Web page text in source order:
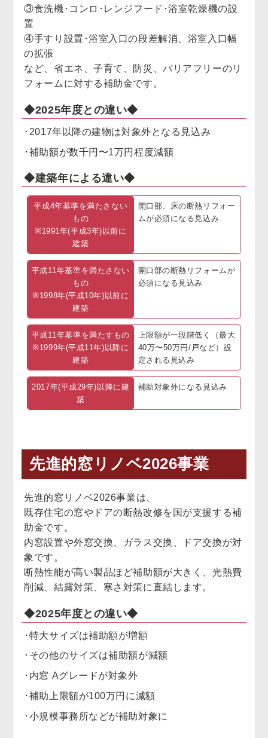
③食洗機･コンロ･レンジフード･浴室乾燥機の設
置
④手すり設置･浴室入口の段差解消、浴室入口幅
の拡張
など、省エネ、子育て、防災、バリアフリーのリ
フォームに対する補助金です。
◆2025年度との違い◆
･2017年以降の建物は対象外となる見込み
･補助額が数千円〜1万円程度減額
◆建築年による違い◆
平成4年基準を満たさない
もの
※1991年(平成3年)以前に
建築
開口部、床の断熱リフォー
ムが必須になる見込み
平成11年基準を満たさない
もの
※1998年(平成10年)以前に
建築
開口部の断熱リフォームが
必須になる見込み
平成11年基準を満たすもの
※1999年(平成11年)以降に
建築
上限額が一段階低く（最大
40万〜50万円/戸など）設
定される見込み
2017年(平成29年)以降に建
築
補助対象外になる見込み
先進的窓リノベ2026事業
先進的窓リノベ2026事業は、
既存住宅の窓やドアの断熱改修を国が支援する補
助金です。
内窓設置や外窓交換、ガラス交換、ドア交換が対
象です。
断熱性能が高い製品ほど補助額が大きく、光熱費
削減、結露対策、寒さ対策に直結します。
◆2025年度との違い◆
･特大サイズは補助額が増額
･その他のサイズは補助額が減額
･内窓 Aグレードが対象外
･補助上限額が100万円に減額
･小規模事務所などが補助対象に